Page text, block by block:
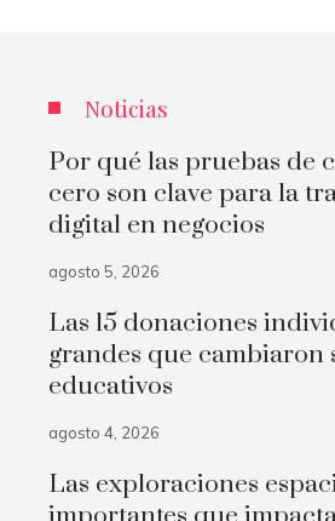
Noticias
Por qué las pruebas de
cero son clave para la
digital en negocios
agosto 5, 2026
Las 15 donaciones
grandes que cambiaron
educativos
agosto 4, 2026
Las exploraciones